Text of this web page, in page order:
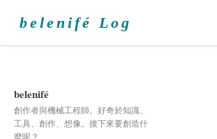
belenifé Log
belenifé
創作者與機械工程師。好奇於知識、
工具、創作、想像。接下來要創造什